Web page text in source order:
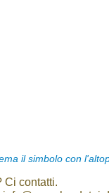
il simbolo con
Ci contatti.